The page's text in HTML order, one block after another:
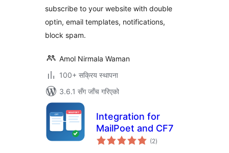
subscribe to your website with double
optin, email templates, notifications,
block spam.
Amol Nirmala Waman
100+ सक्रिय स्थापना
3.6.1 सँग जाँच गरिएको
Integration for
MailPoet and CF7
(2कुल
रेटिङ्गहरू
)